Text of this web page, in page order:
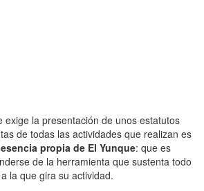
exige la presentación de unos estatutos
de todas las actividades que realizan es
propia de El Yunque: que es
de la herramienta que sustenta todo
la que gira su actividad.